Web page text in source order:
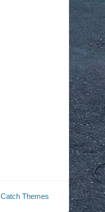
Catch Themes